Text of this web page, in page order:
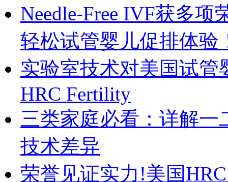
Needle-Free IVF获多
轻松试管婴儿促排体验
实验室技术对美国试管
HRC Fertility
三类家庭必看：详解一
技术差异
荣誉见证实力!美国